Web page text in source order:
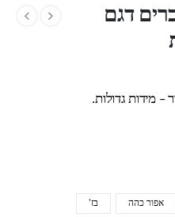
דגם
– מידות גדולות.
אפור כהה בז'